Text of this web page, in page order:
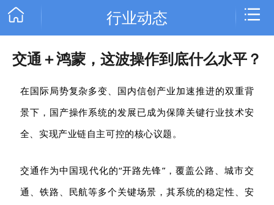
网站首页
关于恒宇
客户案例
行业动态
交通＋鸿蒙，这波操作到底什么水平？
在国际局势复杂多变、国内信创产业加速推进的双重背
景下，国产操作系统的发展已成为保障关键行业技术安
全、实现产业链自主可控的核心议题。
交通作为中国现代化的“开路先锋”，覆盖公路、城市交
通、铁路、民航等多个关键场景，其系统的稳定性、安